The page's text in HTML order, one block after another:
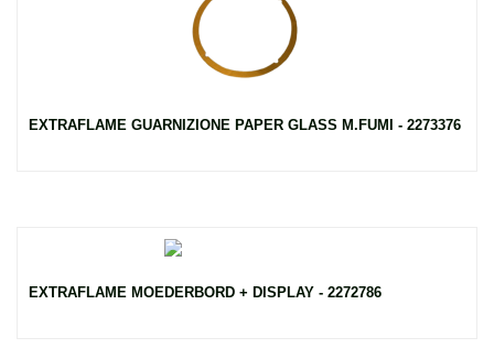
EXTRAFLAME GUARNIZIONE PAPER GLASS M.FUMI - 2273376
EXTRAFLAME MOEDERBORD + DISPLAY - 2272786